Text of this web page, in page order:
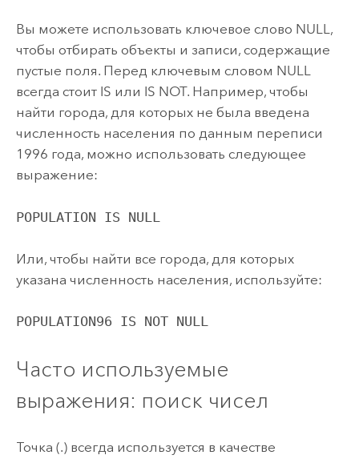
Вы можете использовать ключевое слово NULL,
чтобы отбирать объекты и записи, содержащие
пустые поля. Перед ключевым словом NULL
всегда стоит IS или IS NOT. Например, чтобы
найти города, для которых не была введена
численность населения по данным переписи
1996 года, можно использовать следующее
выражение:
POPULATION IS NULL
Или, чтобы найти все города, для которых
указана численность населения, используйте:
POPULATION96 IS NOT NULL
Часто используемые
выражения: поиск чисел
Точка (.) всегда используется в качестве